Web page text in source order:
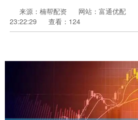
来源：楠帮配资 网站：富通优配
23:22:29
查看：124